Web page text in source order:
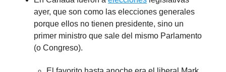
ayer, que son como las elecciones generales
porque ellos no tienen presidente, sino un
primer ministro que sale del mismo Parlamento
(o Congreso).